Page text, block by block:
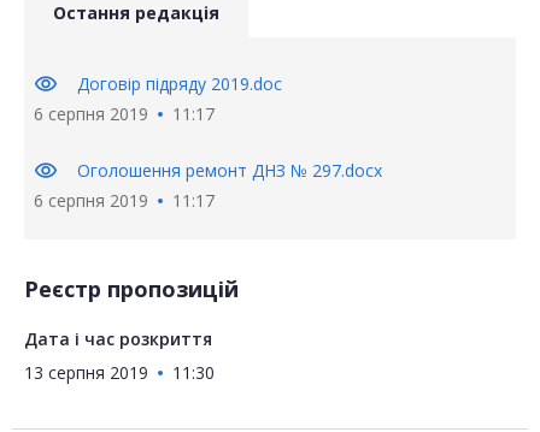
Остання редакція
visibility
Договір підряду 2019.doc
6 серпня 2019
11:17
visibility
Оголошення ремонт ДНЗ № 297.docx
6 серпня 2019
11:17
Реєстр пропозицій
Дата і час розкриття
13 серпня 2019
11:30